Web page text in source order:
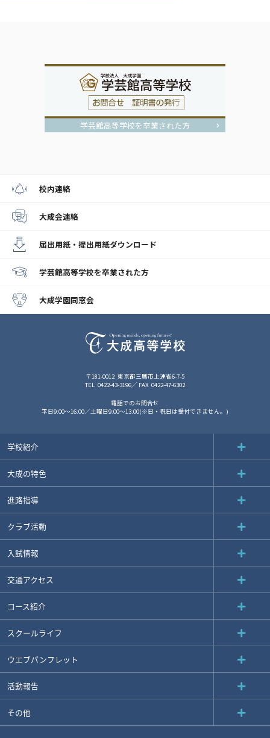
学芸館高等学校を卒業された方
校内連絡
大成会連絡
届出用紙・提出用紙ダウンロード
学芸館高等学校を卒業された方
大成学園同窓会
〒181-0012 東京都三鷹市上連雀6-7-5
TEL 0422-43-3196 FAX 0422-47-6302
電話でのお問合せ
平日9:00～16:00／土曜日9:00～13:00(※日・祝日は受付できません。)
学校紹介
大成の特色
進路指導
クラブ活動
入試情報
交通アクセス
コース紹介
スクールライフ
ウエブパンフレット
活動報告
その他